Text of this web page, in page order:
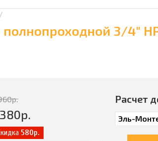
3/4"
р.
р.
580р.
Расчет